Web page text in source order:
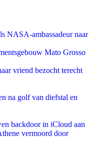
NASA-ambassadeur naar
Mato Grosso
vriend bezocht terecht
na golf van diefstal en
backdoor in iCloud aan
vermoord door